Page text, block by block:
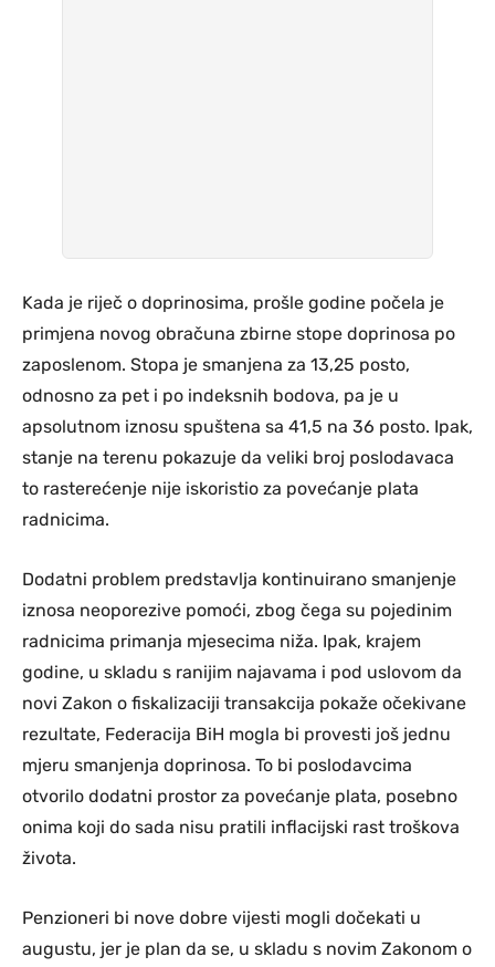
Kada je riječ o doprinosima, prošle godine počela je
primjena novog obračuna zbirne stope doprinosa po
zaposlenom. Stopa je smanjena za 13,25 posto,
odnosno za pet i po indeksnih bodova, pa je u
apsolutnom iznosu spuštena sa 41,5 na 36 posto. Ipak,
stanje na terenu pokazuje da veliki broj poslodavaca
to rasterećenje nije iskoristio za povećanje plata
radnicima.
Dodatni problem predstavlja kontinuirano smanjenje
iznosa neoporezive pomoći, zbog čega su pojedinim
radnicima primanja mjesecima niža. Ipak, krajem
godine, u skladu s ranijim najavama i pod uslovom da
novi Zakon o fiskalizaciji transakcija pokaže očekivane
rezultate, Federacija BiH mogla bi provesti još jednu
mjeru smanjenja doprinosa. To bi poslodavcima
otvorilo dodatni prostor za povećanje plata, posebno
onima koji do sada nisu pratili inflacijski rast troškova
života.
Penzioneri bi nove dobre vijesti mogli dočekati u
augustu, jer je plan da se, u skladu s novim Zakonom o